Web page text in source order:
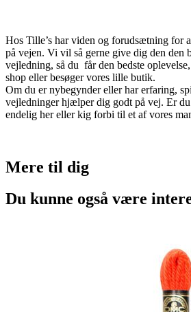
Hos Tille’s har viden og forudsætning for
på vejen. Vi vil så gerne give dig den den
vejledning, så du får den bedste
shop eller besøger vores lille butik.
Om du er nybegynder eller har erfaring,
vejledninger hjælper dig godt på vej. Er
endelig her eller kig forbi til et af vores
Mere til dig
Du kunne også være